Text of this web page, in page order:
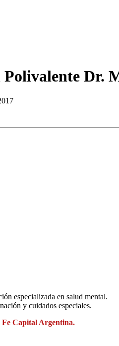
Dr.
especializada en salud mental.
y cuidados especiales.
Fe Capital Argentina.